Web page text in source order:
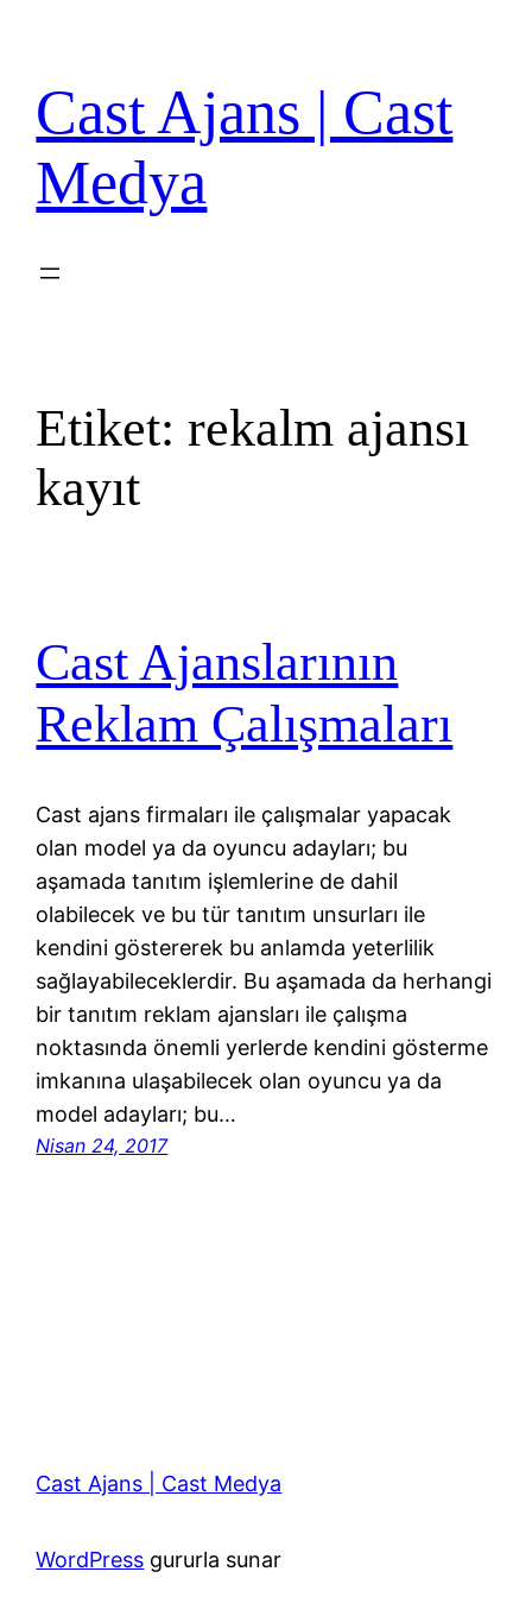
Cast Ajans | Cast
Medya
Etiket:rekalm ajansı
kayıt
Cast Ajanslarının
Reklam Çalışmaları
Cast ajans firmaları ile çalışmalar yapacak
olan model ya da oyuncu adayları; bu
aşamada tanıtım işlemlerine de dahil
olabilecek ve bu tür tanıtım unsurları ile
kendini göstererek bu anlamda yeterlilik
sağlayabileceklerdir. Bu aşamada da herhangi
bir tanıtım reklam ajansları ile çalışma
noktasında önemli yerlerde kendini gösterme
imkanına ulaşabilecek olan oyuncu ya da
model adayları; bu…
Nisan 24, 2017
Cast Ajans | Cast Medya
WordPress gururla sunar